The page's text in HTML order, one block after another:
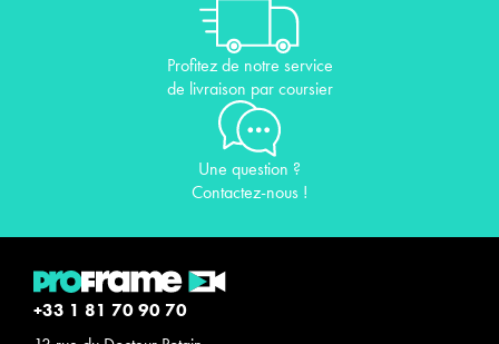
Profitez de notre service
de livraison par coursier
Une question ?
Contactez-nous !
+33 1 81 70 90 70